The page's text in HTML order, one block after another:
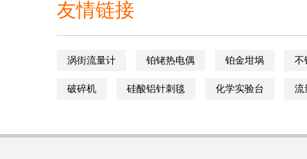
友情链接
涡街流量计 铂铑热电偶 铂金坩埚 不
破碎机 硅酸铝针刺毯 化学实验台 流